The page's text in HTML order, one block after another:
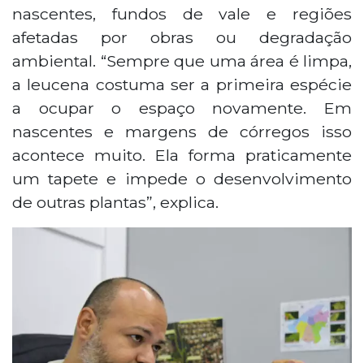
nascentes, fundos de vale e regiões
afetadas por obras ou degradação
ambiental. “Sempre que uma área é limpa,
a leucena costuma ser a primeira espécie
a ocupar o espaço novamente. Em
nascentes e margens de córregos isso
acontece muito. Ela forma praticamente
um tapete e impede o desenvolvimento
de outras plantas”, explica.